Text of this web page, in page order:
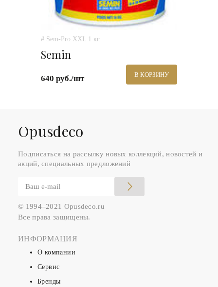
# Sem-Pro XXL 1 кг.
Semin
640 руб./шт В КОРЗИНУ
Оpusdeco
Подписаться на рассылку новых коллекций, новостей и
акций, специальных предложений
© 1994–2021 Opusdeco.ru
Все права защищены.
ИНФОРМАЦИЯ
О компании
Сервис
Бренды